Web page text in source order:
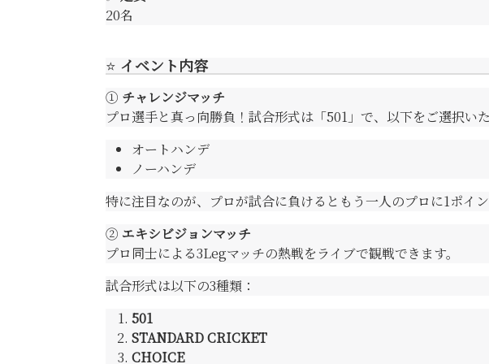
20名
⭐ イベント内容
① チャレンジマッチ
プロ選手と真っ向勝負！試合形式は「501」で、以下をご選択いた
オートハンデ
ノーハンデ
特に注目なのが、プロが試合に負けるともう一人のプロに1ポイ
② エキシビジョンマッチ
プロ同士による3Legマッチの熱戦をライブで観戦できます。
試合形式は以下の3種類：
501
STANDARD CRICKET
CHOICE